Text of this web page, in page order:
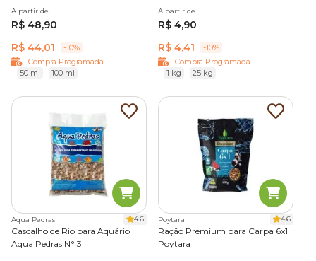
A partir de
R$ 48,90
R$ 44,01
-10%
Compra Programada
50 ml
100 ml
A partir de
R$ 4,90
R$ 4,41
-10%
Compra Programada
1 kg
25 kg
Aqua Pedras 4.6
Cascalho de Rio para Aquário
Aqua Pedras N° 3
Poytara 4.6
Ração Premium para Carpa 6x1
Poytara